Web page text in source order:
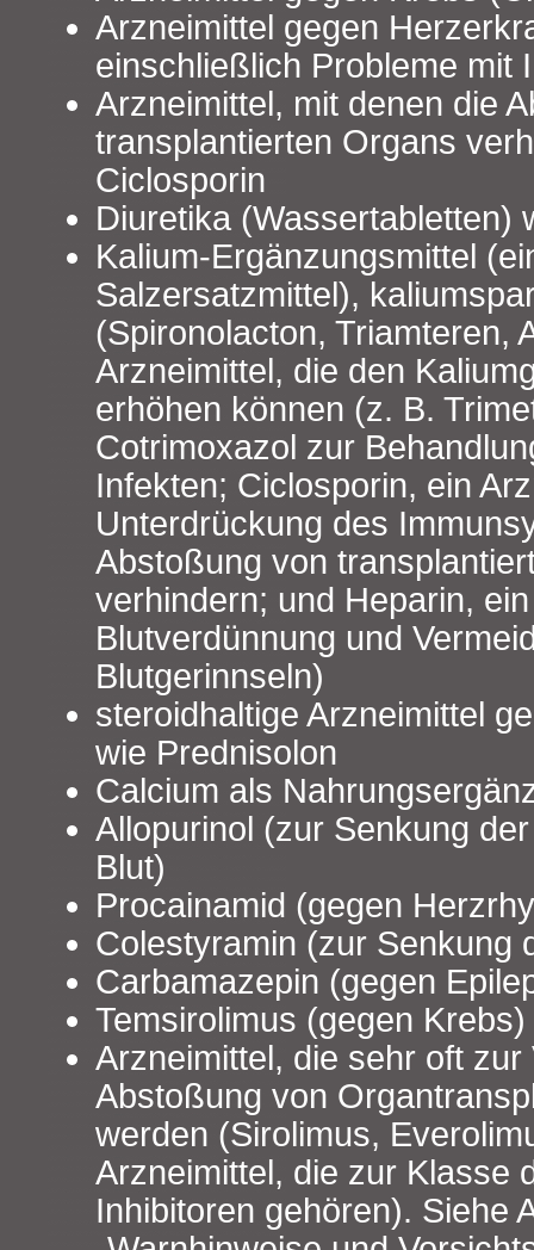
Arzneimittel gegen
einschließlich Probleme mit
Arzneimittel, mit denen die
transplantierten Organs
Ciclosporin
Diuretika (Wassertabletten)
Kalium-Ergänzungsmittel
Salzersatzmittel),
(Spironolacton, Triamteren,
Arzneimittel, die den
erhöhen können (z. B.
Cotrimoxazol zur
Infekten; Ciclosporin, ein
Unterdrückung des
Abstoßung von
verhindern; und Heparin,
Blutverdünnung und
Blutgerinnseln)
steroidhaltige Arzneimittel
wie Prednisolon
Calcium als
Allopurinol (zur Senkung
Blut)
Procainamid (gegen
Colestyramin (zur Senkung
Carbamazepin (gegen
Temsirolimus (gegen Krebs)
Arzneimittel, die sehr oft
Abstoßung von
werden (Sirolimus,
Arzneimittel, die zur Klasse
Inhibitoren gehören). Siehe